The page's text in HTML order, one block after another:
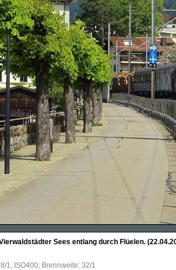
Sees entlang durch Flüelen.
1, ISO400, Brennweite: 32/1